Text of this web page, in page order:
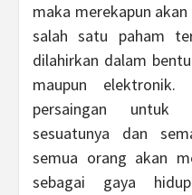
maka merekapun
salah satu paham
dilahirkan dalam
maupun
persaingan untuk
sesuatunya dan
semua orang akan
sebagai gaya